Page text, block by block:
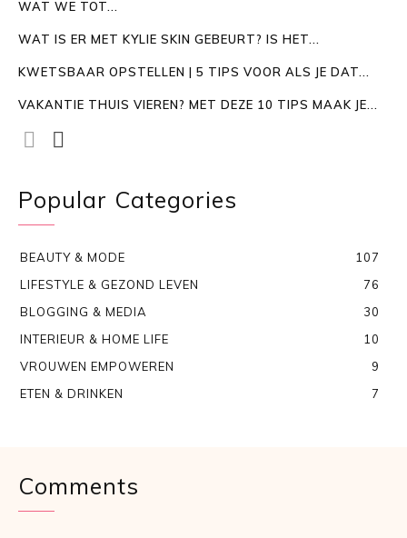
WAT WE TOT...
WAT IS ER MET KYLIE SKIN GEBEURT? IS HET...
KWETSBAAR OPSTELLEN | 5 TIPS VOOR ALS JE DAT...
VAKANTIE THUIS VIEREN? MET DEZE 10 TIPS MAAK JE...
Popular Categories
BEAUTY & MODE
107
LIFESTYLE & GEZOND LEVEN
76
BLOGGING & MEDIA
30
INTERIEUR & HOME LIFE
10
VROUWEN EMPOWEREN
9
ETEN & DRINKEN
7
Comments